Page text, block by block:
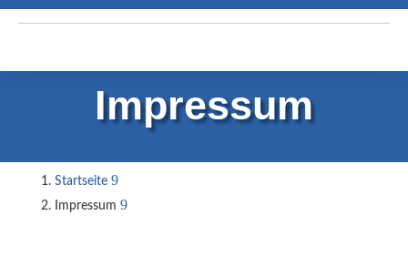
Impressum
Startseite
Impressum